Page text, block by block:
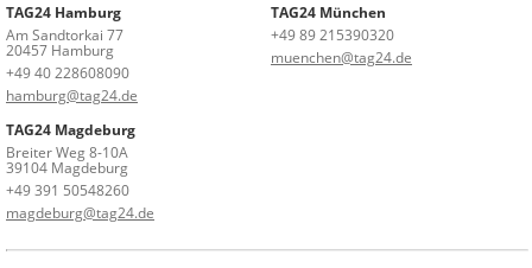
TAG24 Hamburg
Am Sandtorkai 77
20457 Hamburg
+49 40 228608090
hamburg@tag24.de
TAG24 München
+49 89 215390320
muenchen@tag24.de
TAG24 Magdeburg
Breiter Weg 8-10A
39104 Magdeburg
+49 391 50548260
magdeburg@tag24.de